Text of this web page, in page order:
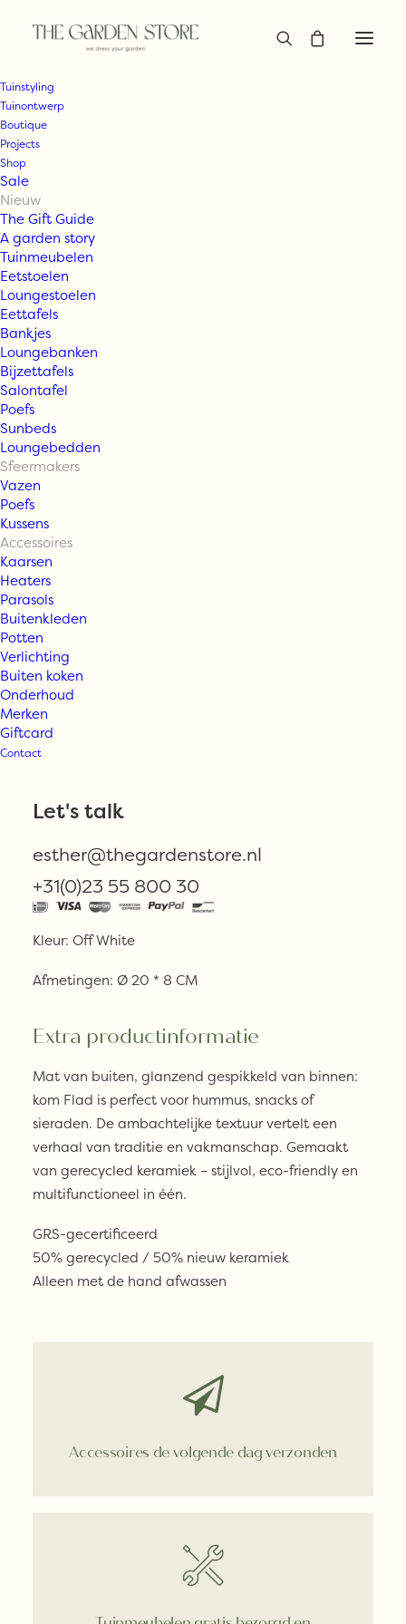
Tuinstyling
Tuinontwerp
Boutique
Projects
Shop
Sale
Nieuw
The Gift Guide
A garden story
Tuinmeubelen
Eetstoelen
Loungestoelen
Eettafels
Bankjes
Loungebanken
Bijzettafels
Salontafel
Poefs
Sunbeds
Loungebedden
Sfeermakers
Vazen
Poefs
Kussens
Accessoires
Kaarsen
Heaters
Parasols
Buitenkleden
Potten
Verlichting
Buiten koken
Onderhoud
Merken
Giftcard
Contact
Let's talk
esther@thegardenstore.nl
+31(0)23 55 800 30
Urban Nature
Culture schaal
Flad
€24,95
Uitverkocht
Kleur: Off White
Afmetingen: Ø 20 * 8 CM
Extra productinformatie
Mat van buiten, glanzend gespikkeld van binnen:
kom Flad is perfect voor hummus, snacks of
sieraden. De ambachtelijke textuur vertelt een
verhaal van traditie en vakmanschap. Gemaakt
van gerecycled keramiek – stijlvol, eco-friendly en
multifunctioneel in één.
GRS-gecertificeerd
50% gerecycled / 50% nieuw keramiek
Alleen met de hand afwassen
Accessoires de volgende dag verzonden